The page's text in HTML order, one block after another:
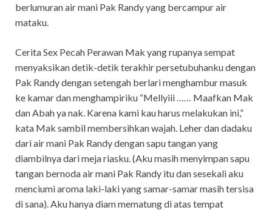
berlumuran air mani Pak Randy yang bercampur air
mataku.
Cerita Sex Pecah Perawan Mak yang rupanya sempat
menyaksikan detik-detik terakhir persetubuhanku dengan
Pak Randy dengan setengah berlari menghambur masuk
ke kamar dan menghampiriku “Mellyiii …… Maafkan Mak
dan Abah ya nak. Karena kami kau harus melakukan ini,”
kata Mak sambil membersihkan wajah. Leher dan dadaku
dari air mani Pak Randy dengan sapu tangan yang
diambilnya dari meja riasku. (Aku masih menyimpan sapu
tangan bernoda air mani Pak Randy itu dan sesekali aku
menciumi aroma laki-laki yang samar-samar masih tersisa
di sana). Aku hanya diam mematung di atas tempat